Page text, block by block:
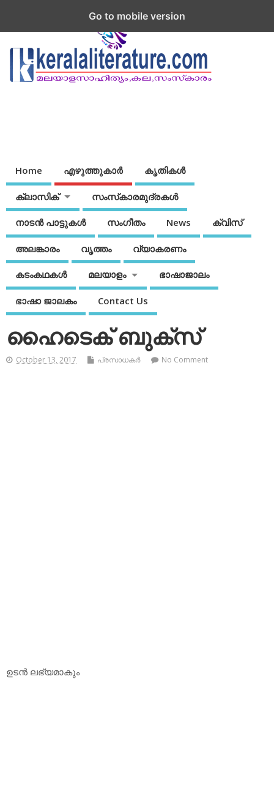
Home എഴുത്തുകാര്‍ കൃതികൾ
ക്ലാസിക് സംസ്‌കാരമുദ്രകള്‍
നാടന്‍ പാട്ടുകള്‍ സംഗീതം News ക്വിസ്
അലങ്കാരം വൃത്തം വ്യാകരണം
കടംകഥകള്‍ മലയാളം ഭാഷാജാലം
ഭാഷാ ജാലകം Contact Us
ഹൈടെക് ബുക്‌സ്‌
October 13, 2017 പ്രസാധകര്‍ No Comment
ഉടന്‍ ലഭ്യമാകും
Go to mobile version